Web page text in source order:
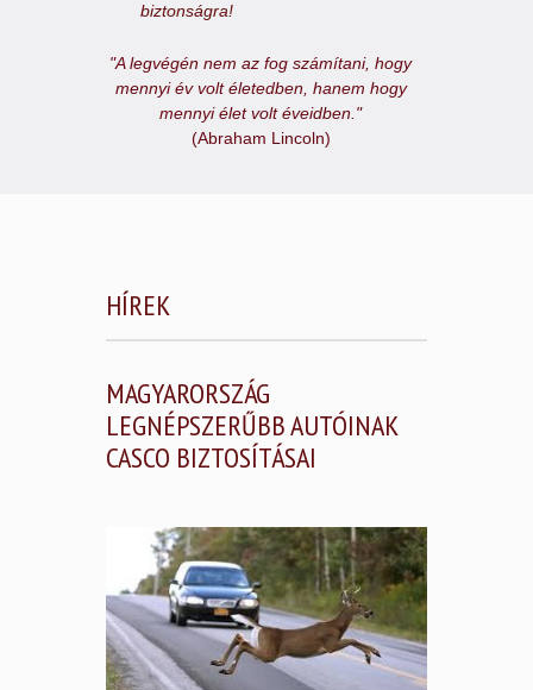
biztonságra!
"A legvégén nem az fog számítani, hogy
mennyi év volt életedben, hanem hogy
mennyi élet volt éveidben."
(Abraham Lincoln)
HÍREK
MAGYARORSZÁG
LEGNÉPSZERŰBB AUTÓINAK
CASCO BIZTOSÍTÁSAI